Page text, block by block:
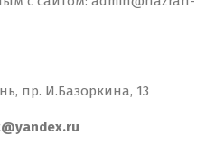
пр. И.Базоркина, 13